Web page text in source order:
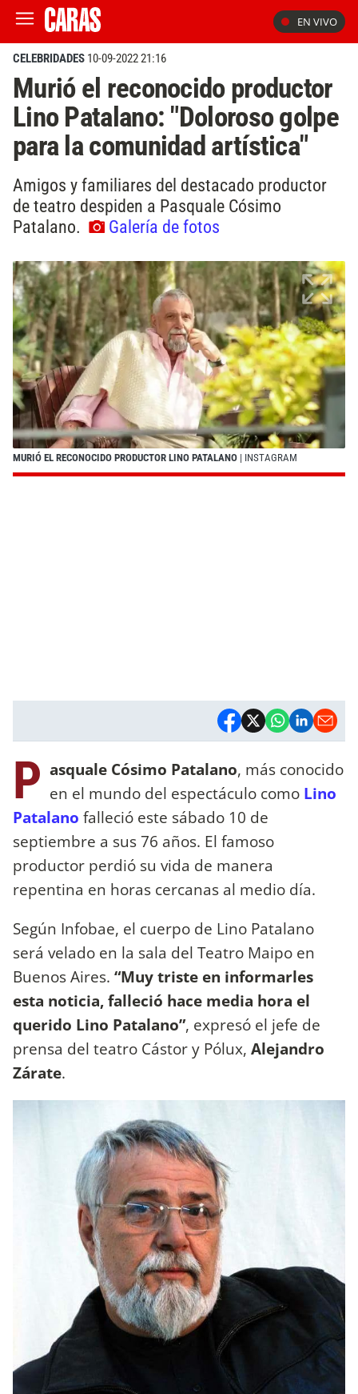
EN VIVO
CELEBRIDADES 10-09-2022 21:16
Murió el reconocido productor
Lino Patalano: "Doloroso golpe
para la comunidad artística"
Amigos y familiares del destacado productor
de teatro despiden a Pasquale Cósimo
Patalano.
Galería de fotos
MURIÓ EL RECONOCIDO PRODUCTOR LINO PATALANO | INSTAGRAM
P asquale Cósimo Patalano, más conocido
en el mundo del espectáculo como Lino
Patalano falleció este sábado 10 de
septiembre a sus 76 años. El famoso
productor perdió su vida de manera
repentina en horas cercanas al medio día.
Según Infobae, el cuerpo de Lino Patalano
será velado en la sala del Teatro Maipo en
Buenos Aires. “Muy triste en informarles
esta noticia, falleció hace media hora el
querido Lino Patalano”, expresó el jefe de
prensa del teatro Cástor y Pólux, Alejandro
Zárate.